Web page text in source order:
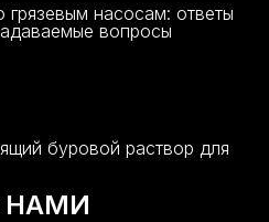
насосам: ответы
вопросы
буровой раствор для
НАМИ